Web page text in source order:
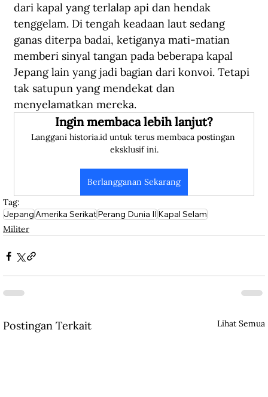
dari kapal yang terlalap api dan hendak
tenggelam. Di tengah keadaan laut sedang
ganas diterpa badai, ketiganya mati-matian
memberi sinyal tangan pada beberapa kapal
Jepang lain yang jadi bagian dari konvoi. Tetapi
tak satupun yang mendekat dan
menyelamatkan mereka.
Ingin membaca lebih lanjut?
Langgani historia.id untuk terus membaca postingan
eksklusif ini.
Berlangganan Sekarang
Tag:
JepangAmerika SerikatPerang Dunia IIKapal Selam
Militer
Postingan Terkait Lihat Semua